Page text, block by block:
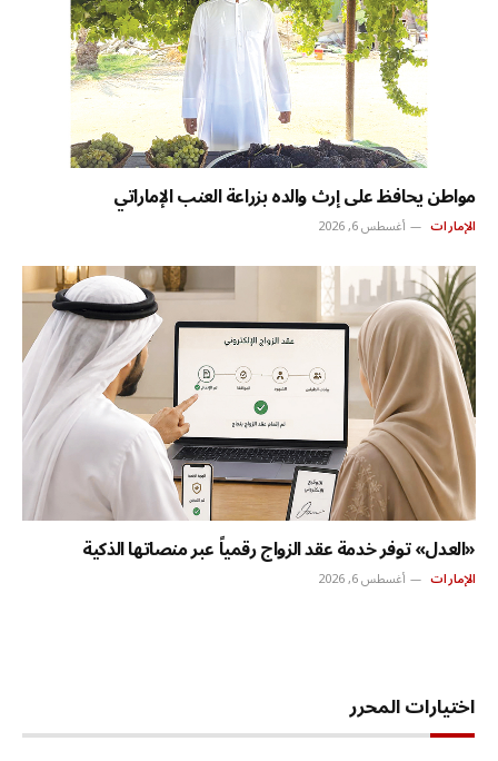
مواطن يحافظ على إرث والده بزراعة العنب الإماراتي
الإمارات أغسطس 6, 2026
«العدل» توفر خدمة عقد الزواج رقمياً عبر منصاتها الذكية
الإمارات أغسطس 6, 2026
اختيارات المحرر